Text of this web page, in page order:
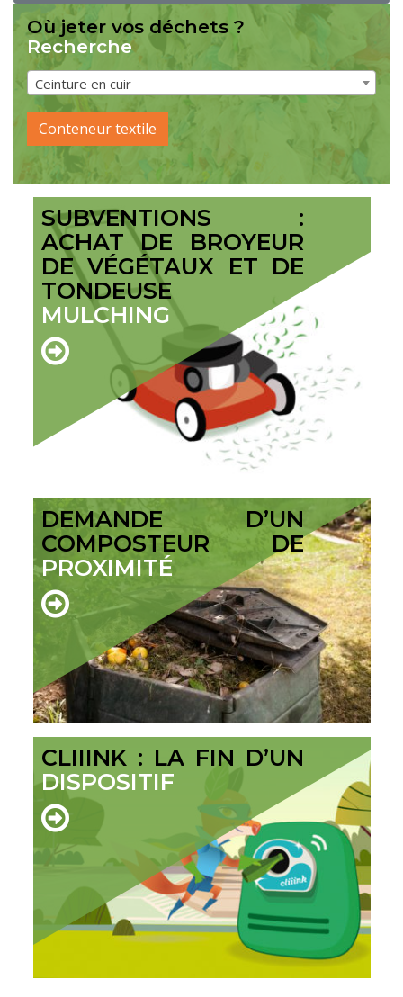
Où jeter vos déchets ?
Recherche
Ceinture en cuir
Conteneur textile
SUBVENTIONS :
ACHAT DE BROYEUR
DE VÉGÉTAUX ET DE
TONDEUSE
MULCHING
DEMANDE D’UN
COMPOSTEUR DE
PROXIMITÉ
CLIIINK : LA FIN D’UN
DISPOSITIF